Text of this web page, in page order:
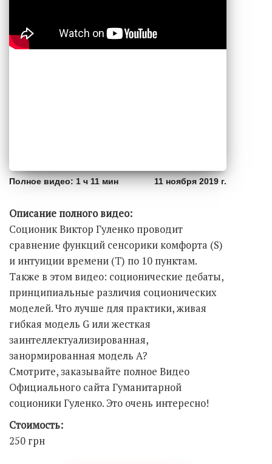
Полное видео: 1 ч 11 мин 11 ноября 2019 г.
Описание полного видео:
Соционик Виктор Гуленко проводит
сравнение функций сенсорики комфорта (S)
и интуиции времени (T) по 10 пунктам.
Также в этом видео: соционические дебаты,
принципиальные различия соционических
моделей. Что лучше для практики, живая
гибкая модель G или жесткая
заинтеллектуализированная,
занормированная модель А?
Смотрите, заказывайте полное Видео
Официального сайта Гуманитарной
соционики Гуленко. Это очень интересно!
Стоимость:
250 грн